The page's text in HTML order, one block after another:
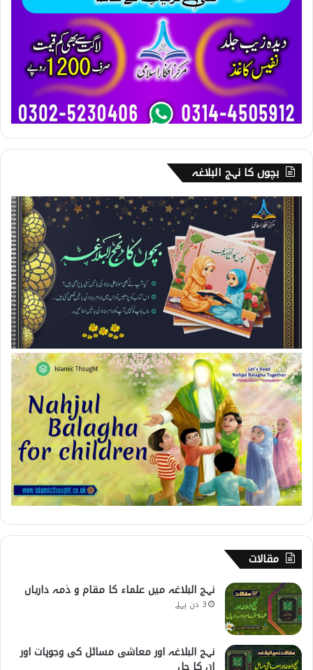
بچوں کا نہج البلاغہ
مقالات
نہج البلاغہ میں علماء کا مقام و ذمہ داریاں
3 دن پہلے
نہج البلاغہ اور معاشی مسائل کی وجوہات اور